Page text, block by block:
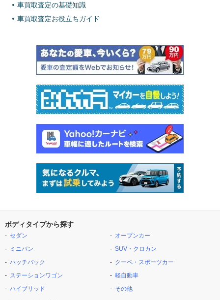
車買取査定の基礎知識
車買取査定お役立ちガイド
ボディタイプから探す
セダン
ミニバン
ハッチバック
ステーションワゴン
ハイブリッド
オープンカー
SUV・クロカン
クーペ・スポーツカー
軽自動車
その他